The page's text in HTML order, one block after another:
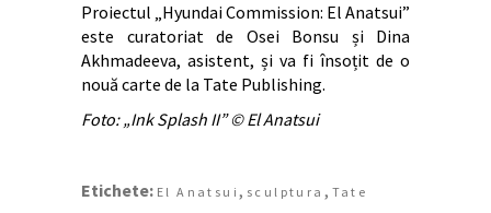
Proiectul „Hyundai Commission: El Anatsui”
este curatoriat de Osei Bonsu și Dina
Akhmadeeva, asistent, și va fi însoțit de o
nouă carte de la Tate Publishing.
Foto: „Ink Splash II” © El Anatsui
Etichete: El Anatsui , sculptura , Tate